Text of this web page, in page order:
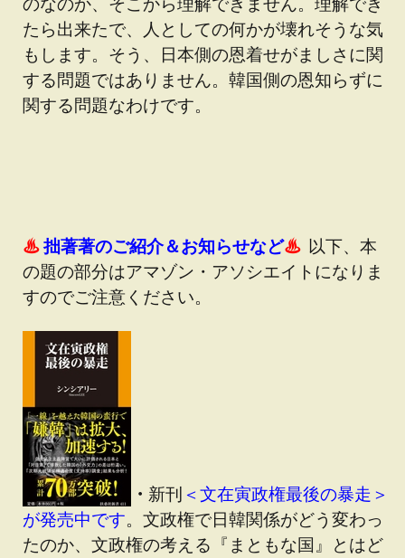
たら出来たで、人としての何かが壊れそうな気
もします。そう、日本側の恩着せがましさに関
する問題ではありません。韓国側の恩知らずに
関する問題なわけです。
♨拙著著のご紹介＆お知らせなど♨ 以下、本
の題の部分はアマゾン・アソシエイトになりま
すのでご注意ください。
・ 新刊 ＜文在寅政権最後の暴走＞
が発売中です。文政権で日韓関係がどう変わっ
たのか、文政権の考える『まともな国』とはど